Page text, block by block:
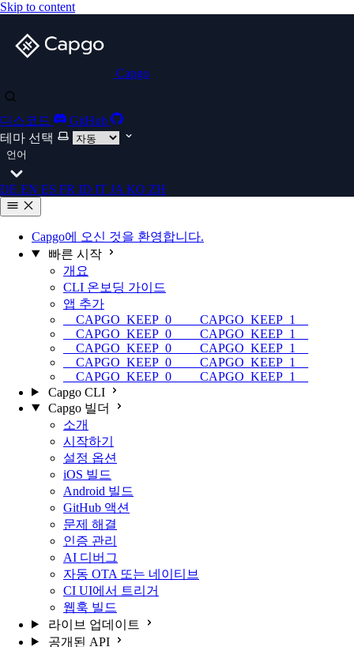
Skip to content
Capgo
디스코드
GitHub
테마 선택
언어
DE EN ES FR ID IT JA KO ZH
Capgo에 오신 것을 환영합니다.
빠른 시작
개요
CLI 온보딩 가이드
앱 추가
__CAPGO_KEEP_0__ __CAPGO_KEEP_1__
__CAPGO_KEEP_0__ __CAPGO_KEEP_1__
__CAPGO_KEEP_0__ __CAPGO_KEEP_1__
__CAPGO_KEEP_0__ __CAPGO_KEEP_1__
__CAPGO_KEEP_0__ __CAPGO_KEEP_1__
Capgo CLI
Capgo 빌더
소개
시작하기
설정 옵션
iOS 빌드
Android 빌드
GitHub 액션
문제 해결
인증 관리
AI 디버그
자동 OTA 또는 네이티브
CI UI에서 트리거
웹훅 빌드
라이브 업데이트
공개된 API